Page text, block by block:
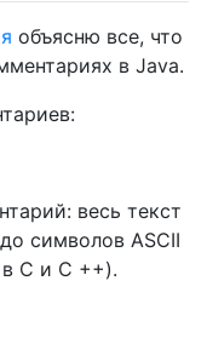
объясню все, что
в Java.
весь текст
символов ASCII
C и C ++).